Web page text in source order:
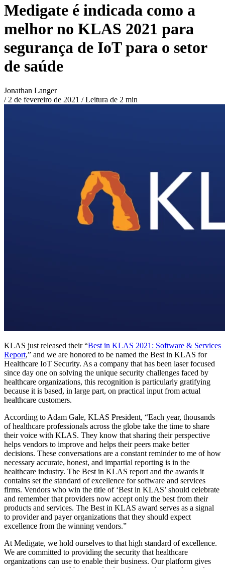
Medigate é indicada como a
melhor no KLAS 2021 para
segurança de IoT para o setor
de saúde
Jonathan Langer
/ 2 de fevereiro de 2021 /Leitura de 2 min
KLAS just released their “Best in KLAS 2021: Software & Services
Report,” and we are honored to be named the Best in KLAS for
Healthcare IoT Security. As a company that has been laser focused
since day one on solving the unique security challenges faced by
healthcare organizations, this recognition is particularly gratifying
because it is based, in large part, on practical input from actual
healthcare customers.
According to Adam Gale, KLAS President, “Each year, thousands
of healthcare professionals across the globe take the time to share
their voice with KLAS. They know that sharing their perspective
helps vendors to improve and helps their peers make better
decisions. These conversations are a constant reminder to me of how
necessary accurate, honest, and impartial reporting is in the
healthcare industry. The Best in KLAS report and the awards it
contains set the standard of excellence for software and services
firms. Vendors who win the title of ‘Best in KLAS’ should celebrate
and remember that providers now accept only the best from their
products and services. The Best in KLAS award serves as a signal
to provider and payer organizations that they should expect
excellence from the winning vendors.”
At Medigate, we hold ourselves to that high standard of excellence.
We are committed to providing the security that healthcare
organizations can use to enable their business. Our platform gives